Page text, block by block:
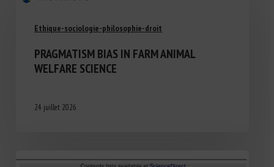
Ethique-sociologie-philosophie-droit
PRAGMATISM BIAS IN FARM ANIMAL
WELFARE SCIENCE
24 juillet 2026